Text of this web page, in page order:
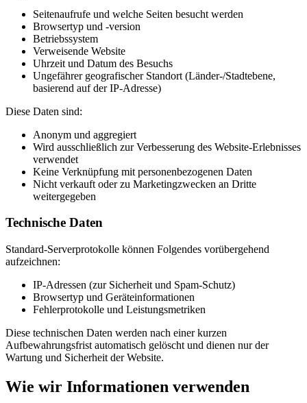
Seitenaufrufe und welche Seiten besucht werden
Browsertyp und -version
Betriebssystem
Verweisende Website
Uhrzeit und Datum des Besuchs
Ungefährer geografischer Standort (Länder-/Stadtebene,
basierend auf der IP-Adresse)
Diese Daten sind:
Anonym und aggregiert
Wird ausschließlich zur Verbesserung des Website-Erlebnisses
verwendet
Keine Verknüpfung mit personenbezogenen Daten
Nicht verkauft oder zu Marketingzwecken an Dritte
weitergegeben
Technische Daten
Standard-Serverprotokolle können Folgendes vorübergehend
aufzeichnen:
IP-Adressen (zur Sicherheit und Spam-Schutz)
Browsertyp und Geräteinformationen
Fehlerprotokolle und Leistungsmetriken
Diese technischen Daten werden nach einer kurzen
Aufbewahrungsfrist automatisch gelöscht und dienen nur der
Wartung und Sicherheit der Website.
Wie wir Informationen verwenden